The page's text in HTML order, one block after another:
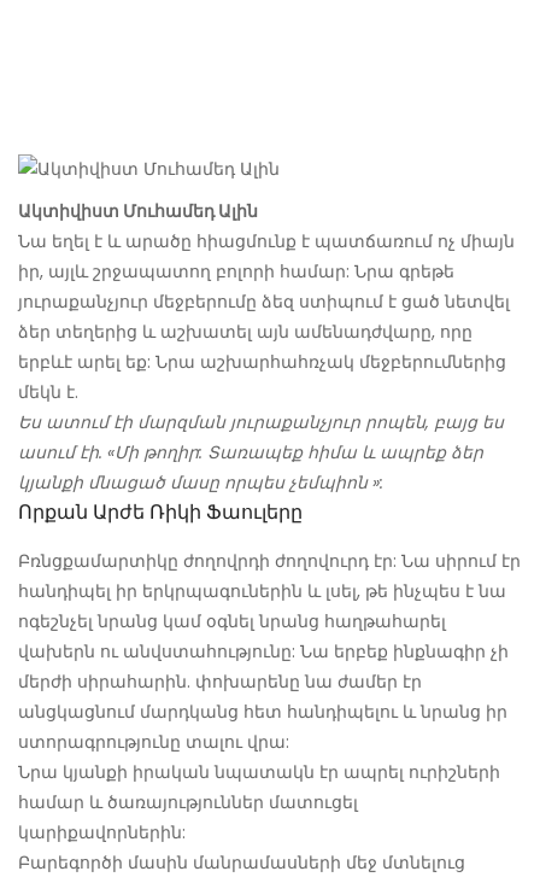
Ակտիվիստ Մուհամեդ Ալին
Նա եղել է և արածը հիացմունք է պատճառում ոչ միայն
իր, այլև շրջապատող բոլորի համար: Նրա գրեթե
յուրաքանչյուր մեջբերումը ձեզ ստիպում է ցած նետվել
ձեր տեղերից և աշխատել այն ամենադժվարը, որը
երբևէ արել եք: Նրա աշխարհահռչակ մեջբերումներից
մեկն է.
Ես ատում էի մարզման յուրաքանչյուր րոպեն, բայց ես
ասում էի. «Մի թողիր: Տառապեք հիմա և ապրեք ձեր
կյանքի մնացած մասը որպես չեմպիոն »:
Որքան Արժե Ռիկի Ֆաուլերը
Բռնցքամարտիկը ժողովրդի ժողովուրդ էր: Նա սիրում էր
հանդիպել իր երկրպագուներին և լսել, թե ինչպես է նա
ոգեշնչել նրանց կամ օգնել նրանց հաղթահարել
վախերն ու անվստահությունը: Նա երբեք ինքնագիր չի
մերժի սիրահարին. փոխարենը նա ժամեր էր
անցկացնում մարդկանց հետ հանդիպելու և նրանց իր
ստորագրությունը տալու վրա:
Նրա կյանքի իրական նպատակն էր ապրել ուրիշների
համար և ծառայություններ մատուցել
կարիքավորներին:
Բարեգործի մասին մանրամասների մեջ մտնելուց